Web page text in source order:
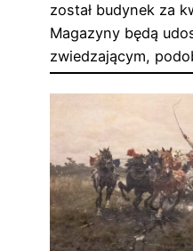
został budynek za
Magazyny będą
zwiedzającym,